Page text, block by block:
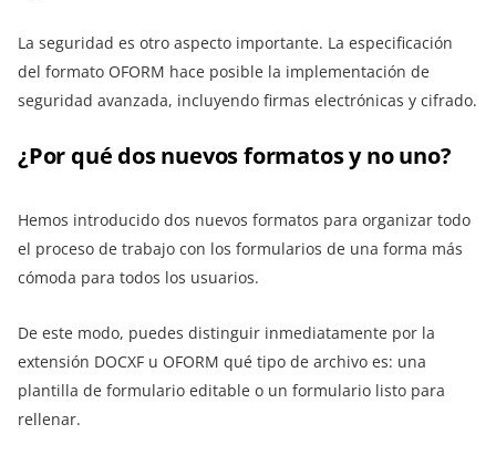
La seguridad es otro aspecto importante. La especificación
del formato OFORM hace posible la implementación de
seguridad avanzada, incluyendo firmas electrónicas y cifrado.
¿Por qué dos nuevos formatos y no uno?
Hemos introducido dos nuevos formatos para organizar todo
el proceso de trabajo con los formularios de una forma más
cómoda para todos los usuarios.
De este modo, puedes distinguir inmediatamente por la
extensión DOCXF u OFORM qué tipo de archivo es: una
plantilla de formulario editable o un formulario listo para
rellenar.